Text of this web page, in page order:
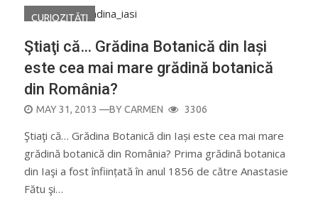
CURIOZITĂŢI
Ştiaţi că… Grădina Botanică din Iași
este cea mai mare grădină botanică
din România?
POSTED
MAY 31, 2013 —BYCARMEN 3306
Ştiaţi că… Grădina Botanică din Iași este cea mai mare
grădină botanică din România? Prima grădină botanica
din Iaşi a fost înființată în anul 1856 de către Anastasie
Fătu şi…